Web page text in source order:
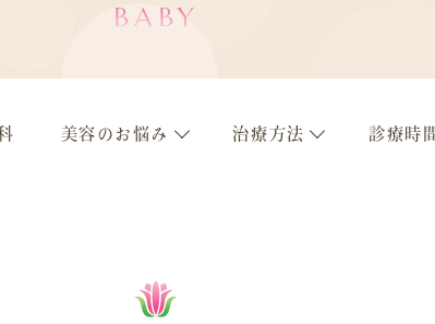
BABY
美容のお悩み 治療方法 診療時